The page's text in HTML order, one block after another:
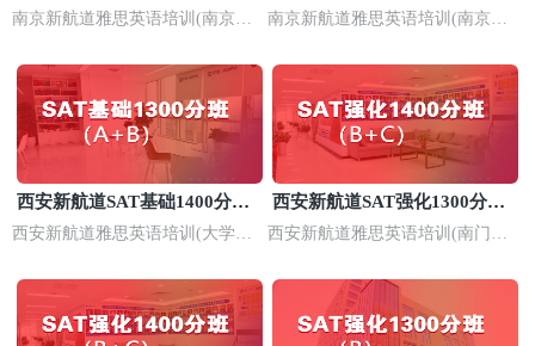
训
南京新航道雅思英语培训(南京浦
南京新航道雅思英语培训(南京河
西安新航道SAT基础1400分培
训班
西安新航道雅思英语培训(大学城
西安新航道SAT强化1300分培
训
西安新航道雅思英语培训(南门校